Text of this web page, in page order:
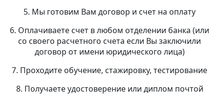
5. Мы готовим Вам договор и счет на оплату
6. Оплачиваете счет в любом отделении банка (или
со своего расчетного счета если Вы заключили
договор от имени юридического лица)
7. Проходите обучение, стажировку, тестирование
8. Получаете удостоверение или диплом почтой